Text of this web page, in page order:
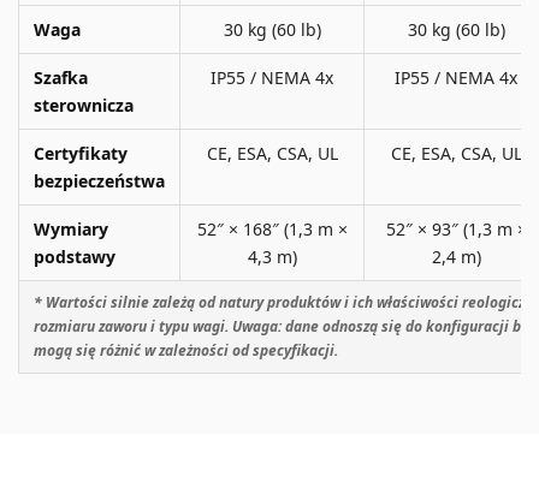
Waga 30 kg (60 lb) 30 kg (60 lb)
Szafka
sterownicza
IP55 / NEMA 4x IP55 / NEMA 4x
Certyfikaty
bezpieczeństwa
CE, ESA, CSA, UL CE, ESA, CSA, UL
Wymiary
podstawy
52″ × 168″ (1,3 m ×
4,3 m)
52″ × 93″ (1,3 m ×
2,4 m)
* Wartości silnie zależą od natury produktów i ich właściwości
rozmiaru zaworu i typu wagi. Uwaga: dane odnoszą się do konfiguracji
mogą się różnić w zależności od specyfikacji.